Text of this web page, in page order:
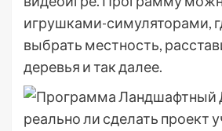
игрушками-симуляторами,
выбрать местность,
деревья и так далее.